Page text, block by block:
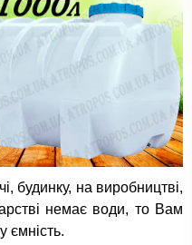
будинку, на виробництві,
немає води, то Вам
ємність.